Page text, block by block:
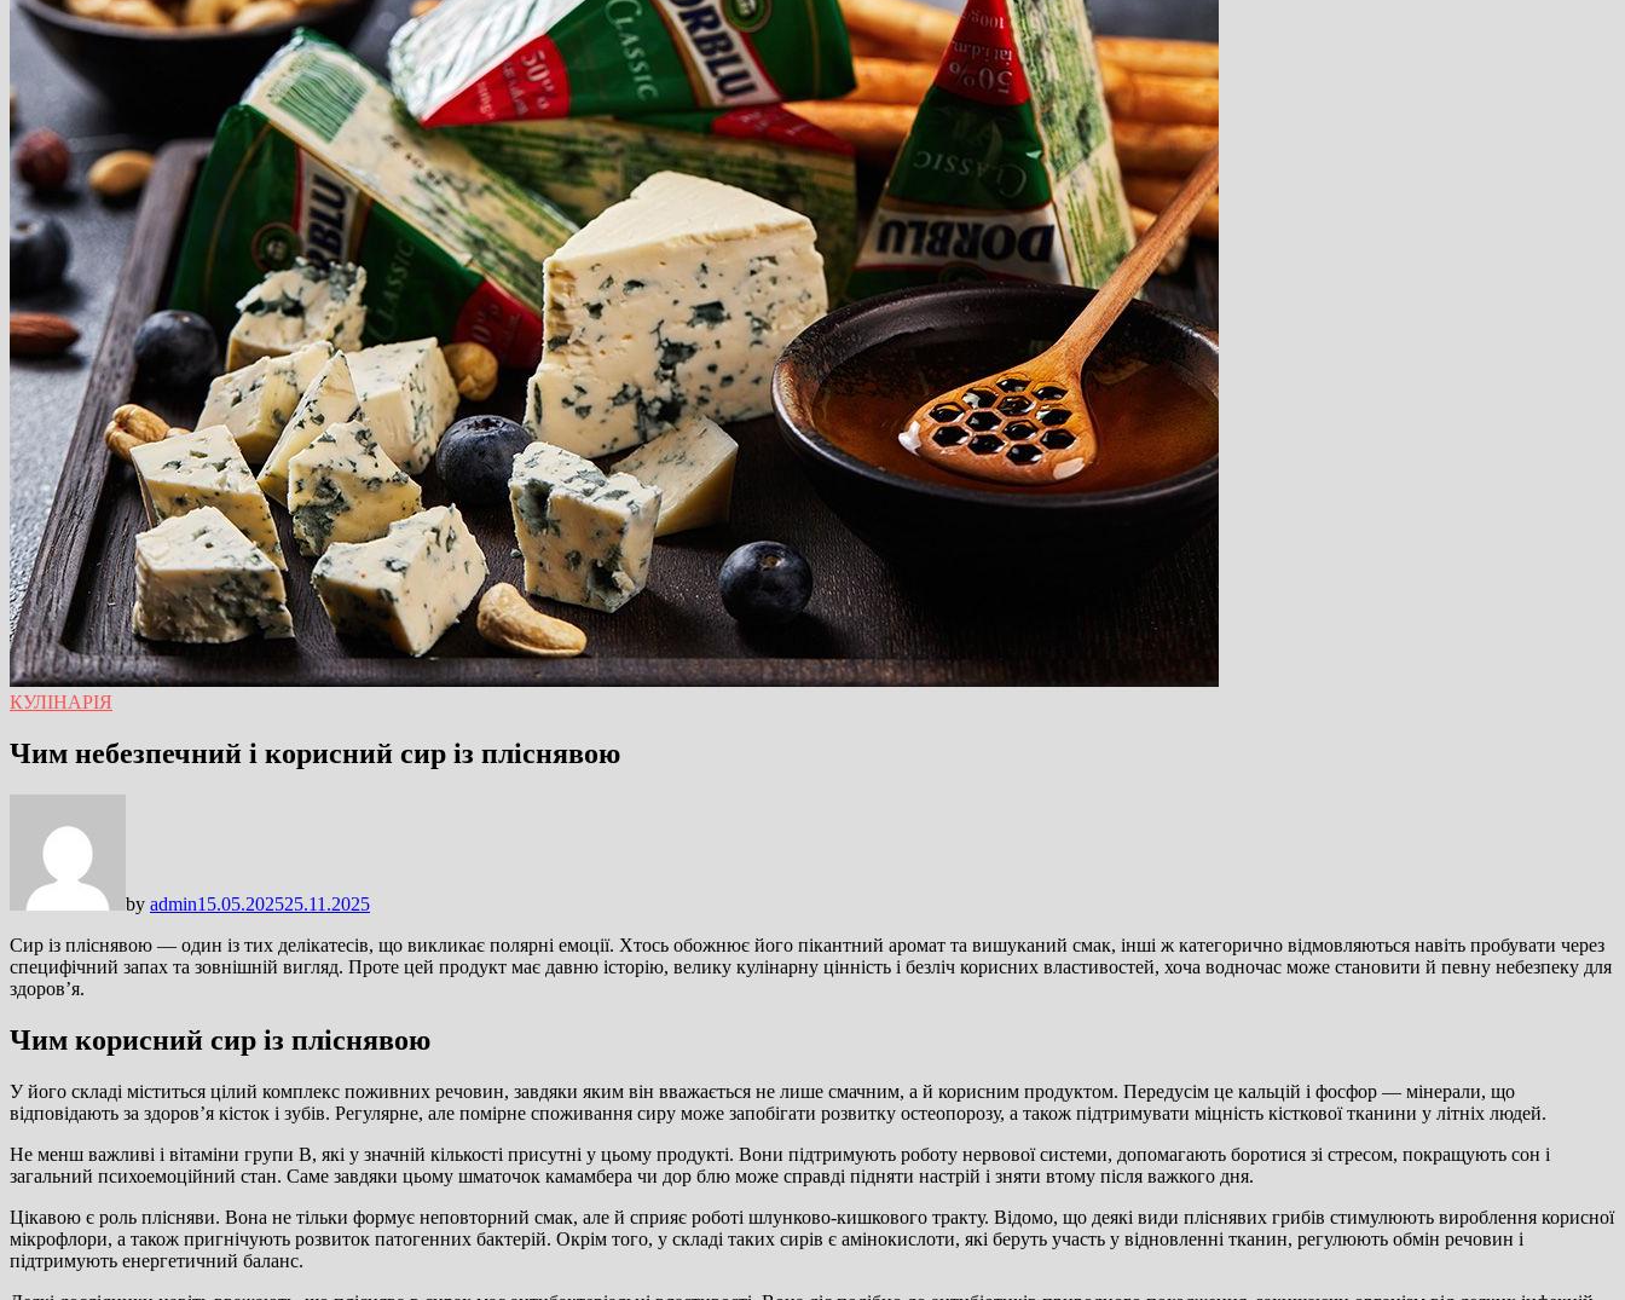
КУЛІНАРІЯ
Чим небезпечний і корисний сир із пліснявою
by admin15.05.202525.11.2025
Сир із пліснявою — один із тих делікатесів, що викликає полярні емоції. Хтось обожнює його пікантний аромат та вишуканий смак, інші ж категорично відмовляються навіть пробувати через
специфічний запах та зовнішній вигляд. Проте цей продукт має давню історію, велику кулінарну цінність і безліч корисних властивостей, хоча водночас може становити й певну небезпеку для
здоров’я.
Чим корисний сир із пліснявою
У його складі міститься цілий комплекс поживних речовин, завдяки яким він вважається не лише смачним, а й корисним продуктом. Передусім це кальцій і фосфор — мінерали, що
відповідають за здоров’я кісток і зубів. Регулярне, але помірне споживання сиру може запобігати розвитку остеопорозу, а також підтримувати міцність кісткової тканини у літніх людей.
Не менш важливі і вітаміни групи B, які у значній кількості присутні у цьому продукті. Вони підтримують роботу нервової системи, допомагають боротися зі стресом, покращують сон і
загальний психоемоційний стан. Саме завдяки цьому шматочок камамбера чи дор блю може справді підняти настрій і зняти втому після важкого дня.
Цікавою є роль плісняви. Вона не тільки формує неповторний смак, але й сприяє роботі шлунково-кишкового тракту. Відомо, що деякі види пліснявих грибів стимулюють вироблення корисної
мікрофлори, а також пригнічують розвиток патогенних бактерій. Окрім того, у складі таких сирів є амінокислоти, які беруть участь у відновленні тканин, регулюють обмін речовин і
підтримують енергетичний баланс.